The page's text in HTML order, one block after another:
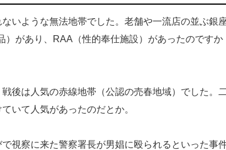
いような無法地帯でした。老舗や一流店の並ぶ銀
があり、RAA（性的奉仕施設）があったのですか
後は人気の赤線地帯（公認の売春地域）でした。二
いて人気があったのだとか。
視察に来た警察署長が男娼に殴られるといった事